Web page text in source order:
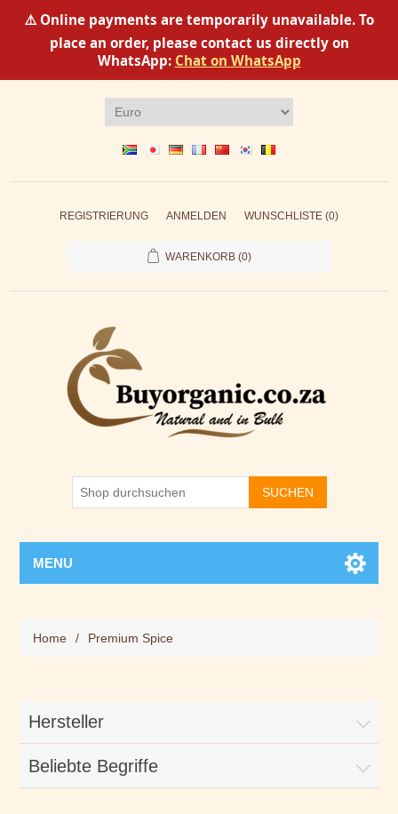
⚠️ Online payments are temporarily unavailable. To
place an order, please contact us directly on
WhatsApp: Chat on WhatsApp
REGISTRIERUNG ANMELDEN WUNSCHLISTE (0)
WARENKORB (0)
SUCHEN
MENU
Home / Premium Spice
Hersteller
Beliebte Begriffe